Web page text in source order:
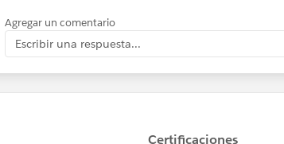
Agregar un comentario
Escribir una respuesta...